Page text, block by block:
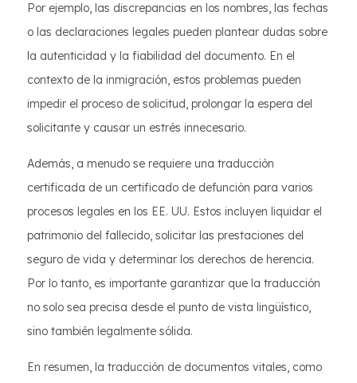
Por ejemplo, las discrepancias en los nombres, las fechas
o las declaraciones legales pueden plantear dudas sobre
la autenticidad y la fiabilidad del documento. En el
contexto de la inmigración, estos problemas pueden
impedir el proceso de solicitud, prolongar la espera del
solicitante y causar un estrés innecesario.
Además, a menudo se requiere una traducción
certificada de un certificado de defunción para varios
procesos legales en los EE. UU. Estos incluyen liquidar el
patrimonio del fallecido, solicitar las prestaciones del
seguro de vida y determinar los derechos de herencia.
Por lo tanto, es importante garantizar que la traducción
no solo sea precisa desde el punto de vista lingüístico,
sino también legalmente sólida.
En resumen, la traducción de documentos vitales, como